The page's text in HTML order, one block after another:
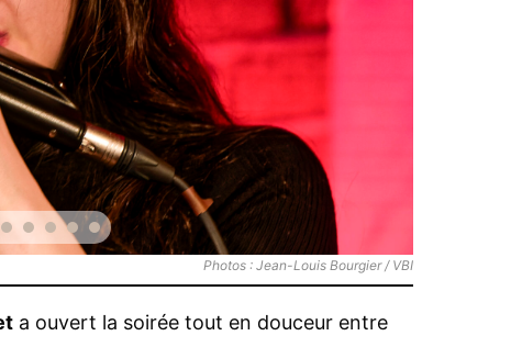
a ouvert la soirée tout en douceur entre